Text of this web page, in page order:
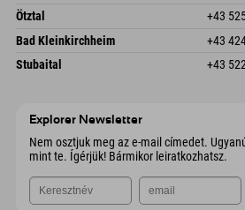
Ausztria
Freizeitpark 10
Ausztria
Ötztal +43
Gscheat 14
6441 Umhausen
Ausztria
Bad Kleinkirchheim +43
Dorfstraße 24
Stubaital +43
Explorer Newsletter
Nem osztjuk meg az e-mail címedet.
mint te. Ígérjük! Bármikor leiratkozhatsz.